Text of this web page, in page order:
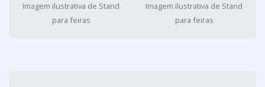
Imagem ilustrativa de Stand
para feiras
Imagem ilustrativa de Stand
para feiras